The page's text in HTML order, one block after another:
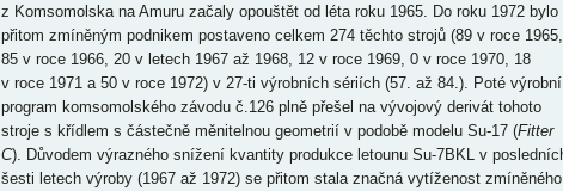
z Komsomolska na Amuru začaly opouštět od léta roku 1965. Do roku 1972 bylo
přitom zmíněným podnikem postaveno celkem 274 těchto strojů (89 v roce 1965,
85 v roce 1966, 20 v letech 1967 až 1968, 12 v roce 1969, 0 v roce 1970, 18
v roce 1971 a 50 v roce 1972) v 27-ti výrobních sériích (57. až 84.). Poté výrobní
program komsomolského závodu č.126 plně přešel na vývojový derivát tohoto
stroje s křídlem s částečně měnitelnou geometrií v podobě modelu Su-17 (Fitter
C). Důvodem výrazného snížení kvantity produkce letounu Su-7BKL v
šesti letech výroby (1967 až 1972) se přitom stala značná vytíženost zmíněného